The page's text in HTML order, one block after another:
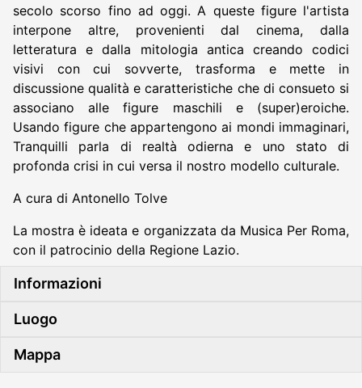
secolo scorso fino ad oggi. A queste figure l'artista
interpone altre, provenienti dal cinema, dalla
letteratura e dalla mitologia antica creando codici
visivi con cui sovverte, trasforma e mette in
discussione qualità e caratteristiche che di consueto si
associano alle figure maschili e (super)eroiche.
Usando figure che appartengono ai mondi immaginari,
Tranquilli parla di realtà odierna e uno stato di
profonda crisi in cui versa il nostro modello culturale.
A cura di Antonello Tolve
La mostra è ideata e organizzata da Musica Per Roma,
con il patrocinio della Regione Lazio.
Informazioni
Luogo
Mappa